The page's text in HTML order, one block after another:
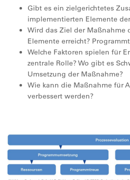
Gibt es ein zielgerichtetes
implementierten Elemente
Wird das Ziel der Maßnahme
Elemente erreicht?
Welche Faktoren spielen für
zentrale Rolle? Wo gibt es
Umsetzung der Maßnahme?
Wie kann die Maßnahme für
verbessert werden?